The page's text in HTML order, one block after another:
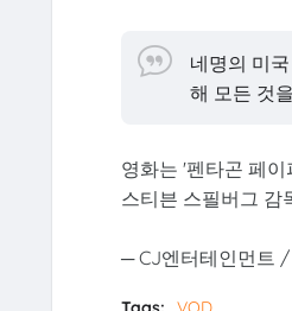
네명의 미
해 모든 것
영화는 '펜타곤 페
스티븐 스필버그 감
─ CJ엔터테인먼트 /